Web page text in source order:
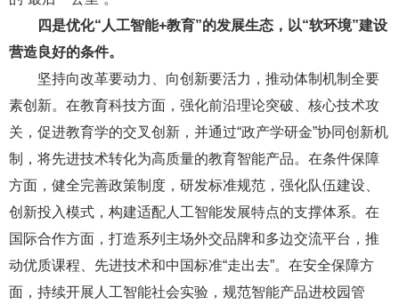
四是优化“人工智能+教育”的发展生态，以“软环境”建设
营造良好的条件。
坚持向改革要动力、向创新要活力，推动体制机制全要
素创新。在教育科技方面，强化前沿理论突破、核心技术攻
关，促进教育学的交叉创新，并通过“政产学研金”协同创新机
制，将先进技术转化为高质量的教育智能产品。在条件保障
方面，健全完善政策制度，研发标准规范，强化队伍建设、
创新投入模式，构建适配人工智能发展特点的支撑体系。在
国际合作方面，打造系列主场外交品牌和多边交流平台，推
动优质课程、先进技术和中国标准“走出去”。在安全保障方
面，持续开展人工智能社会实验，规范智能产品进校园管